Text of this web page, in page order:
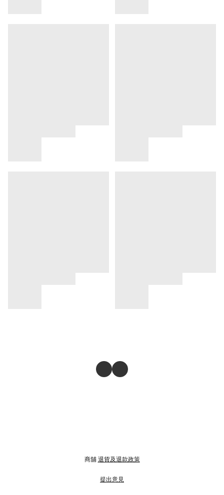
商舖 退貨及退款政策
提出意見